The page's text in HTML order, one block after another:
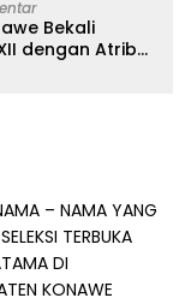
Bekali
dengan Atribut